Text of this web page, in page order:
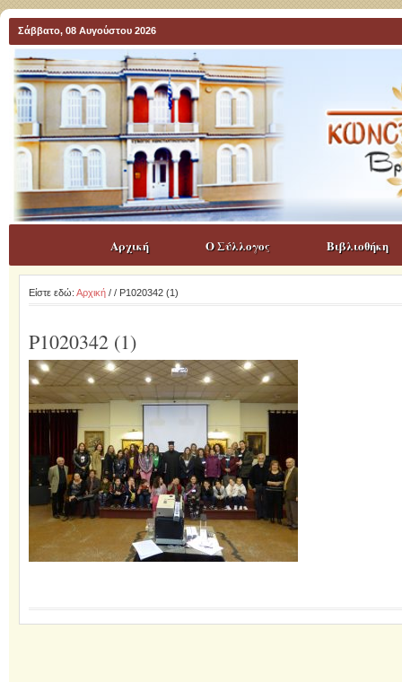
Σάββατο, 08 Αυγούστου 2026
Αρχική Ο Σύλλογος Βιβλιοθήκη
Είστε εδώ: Αρχική/ / P1020342 (1)
P1020342 (1)